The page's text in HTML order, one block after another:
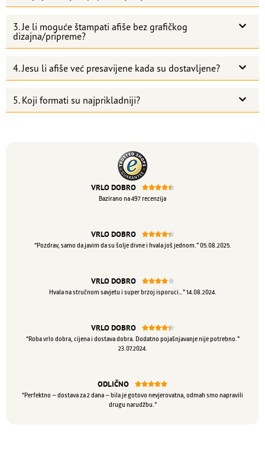
3. Je li moguće štampati afiše bez grafičkog
dizajna/pripreme?
4. Jesu li afiše već presavijene kada su dostavljene?
5. Koji formati su najprikladniji?
VRLO DOBRO 
Bazirano na 497 recenzija
VRLO DOBRO 
“Pozdrav, samo da javim da su šolje divne i hvala još jednom.” 05.08.2025.
VRLO DOBRO 
Hvala na stručnom savjetu i super brzoj isporuci…” 14.08.2024.
VRLO DOBRO 
“Roba vrlo dobra, cijena i dostava dobra. Dodatno pojašnjavanje nije potrebno.”
23.07.2024.
ODLIČNO 
“Perfektno – dostava za 2 dana – bila je gotovo nevjerovatna, odmah smo napravili
drugu narudžbu.”